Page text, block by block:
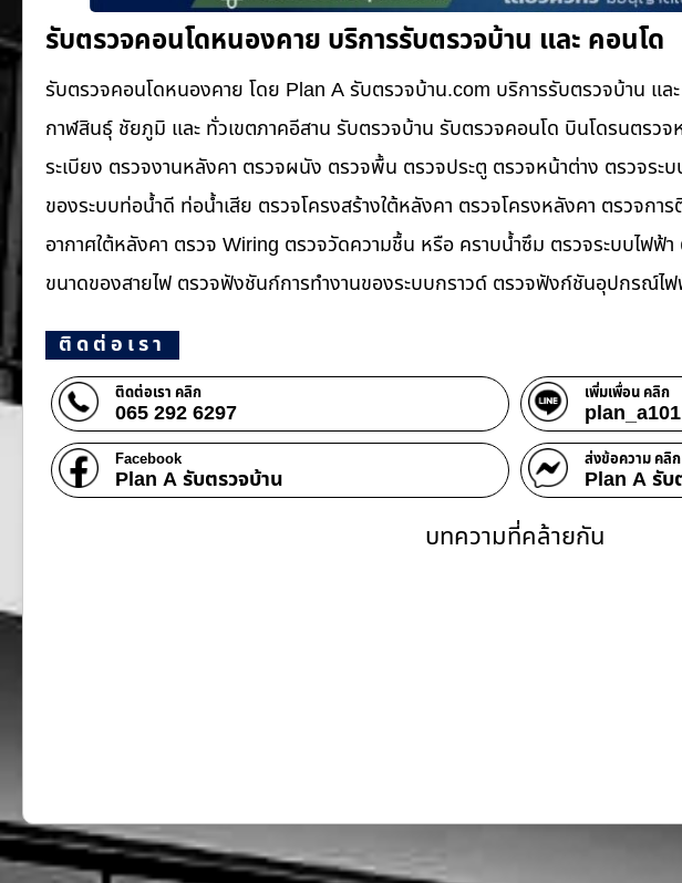
รับตรวจคอนโดหนองคาย บริการรับตรวจบ้าน และ คอนโด
รับตรวจคอนโดหนองคาย โดย Plan A รับตรวจบ้าน.com บริการรับตรวจบ้าน แล
กาฬสินธุ์ ชัยภูมิ และ ทั่วเขตภาคอีสาน รับตรวจบ้าน รับตรวจคอนโด บินโดรนตรว
ระเบียง ตรวจงานหลังคา ตรวจผนัง ตรวจพื้น ตรวจประตู ตรวจหน้าต่าง​ ตรวจระ
ของระบบท่อน้ำ​ดี ท่อน้ำ​เสีย ตรวจโครงสร้างใต้หลังคา ตรวจโครงหลังคา ตรวจกา
อากาศใต้หลังคา ตรวจ Wiring ตรวจวัดความชื้น หรือ คราบน้ำซึม ตรวจระบบไฟฟ้
ขนาดของสายไฟ ตรวจฟังชันก์การทำงานของระบบกราวด์ ตรวจฟังก์ชันอุปกรณ์ไฟ
ติดต่อเรา
ติดต่อเรา คลิก
065 292 6297
เพิ่มเพื่อน คลิก
plan_a101
Facebook
Plan A รับตรวจบ้าน
ส่งข้อความ คลิก
Plan A รับ
บทความที่คล้ายกัน